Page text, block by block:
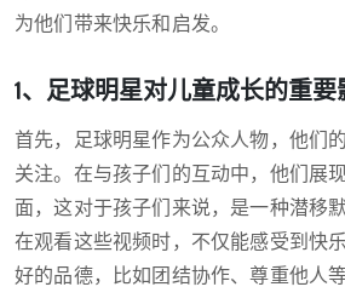
为他们带来快乐和启发。
1、足球明星对儿童成长的重要
首先，足球明星作为公众人物，他们
关注。在与孩子们的互动中，他们展
面，这对于孩子们来说，是一种潜移
在观看这些视频时，不仅能感受到快
好的品德，比如团结协作、尊重他人等